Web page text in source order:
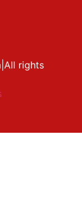
rights